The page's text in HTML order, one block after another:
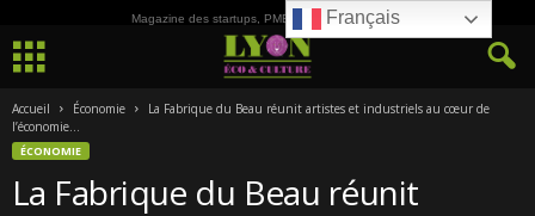
Magazine des startups, PME, ETI et de la Culture
Accueil Économie
La Fabrique du Beau réunit artistes et industriels au cœur de
l’économie...
ÉCONOMIE
La Fabrique du Beau réunit
Français